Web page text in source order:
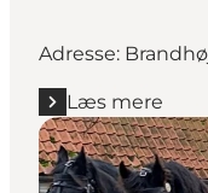
Adresse:
Læs mere